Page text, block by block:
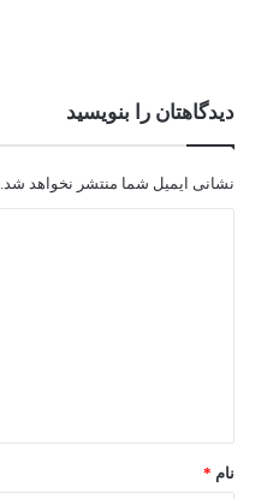
دیدگاهتان را بنویسید
نشانی ایمیل شما منتشر نخواهد شد.
نام *